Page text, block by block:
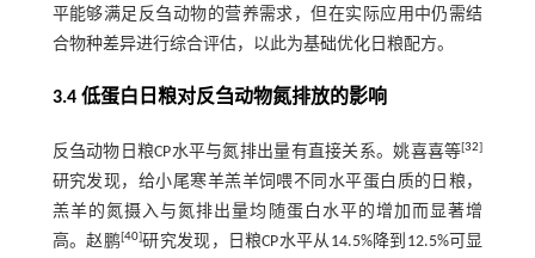
平能够满足反刍动物的营养需求，但在实际应用中仍需结
合物种差异进行综合评估，以此为基础优化日粮配方。
3.4 低蛋白日粮对反刍动物氮排放的影响
反刍动物日粮CP水平与氮排出量有直接关系。姚喜喜等[32]
研究发现，给小尾寒羊羔羊饲喂不同水平蛋白质的日粮，
羔羊的氮摄入与氮排出量均随蛋白水平的增加而显著增
高。赵鹏[40]研究发现，日粮CP水平从14.5%降到12.5%可显